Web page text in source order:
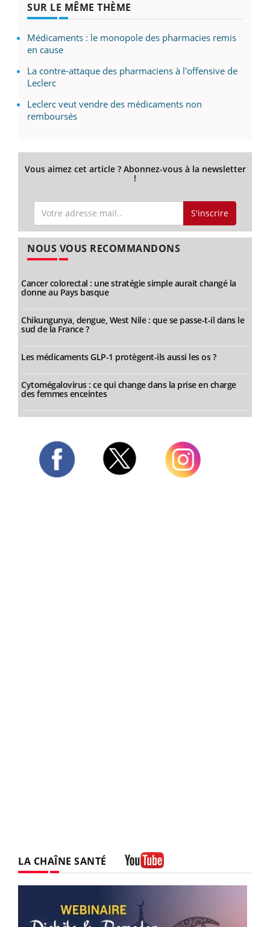
SUR LE MÊME THÈME
Médicaments : le monopole des pharmacies remis
en cause
La contre-attaque des pharmaciens à l'offensive de
Leclerc
Leclerc veut vendre des médicaments non
remboursés
Vous aimez cet article ? Abonnez-vous à la newsletter
!
S'inscrire
NOUS VOUS RECOMMANDONS
Cancer colorectal : une stratégie simple aurait changé la
donne au Pays basque
Chikungunya, dengue, West Nile : que se passe-t-il dans le
sud de la France ?
Les médicaments GLP-1 protègent-ils aussi les os ?
Cytomégalovirus : ce qui change dans la prise en charge
des femmes enceintes
LA CHAÎNE SANTÉ